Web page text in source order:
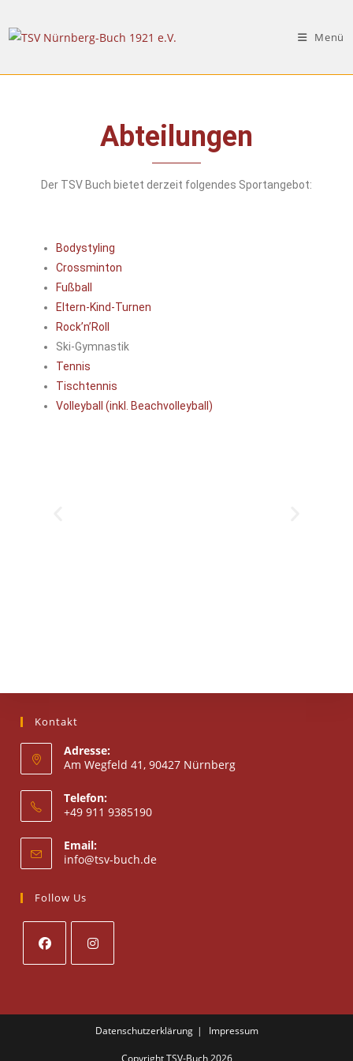
Menü
Abteilungen
Der TSV Buch bietet derzeit folgendes Sportangebot:
Bodystyling
Crossminton
Fußball
Eltern-Kind-Turnen
Rock’n’Roll
Ski-Gymnastik
Tennis
Tischtennis
Volleyball (inkl. Beachvolleyball)
Kontakt
Adresse:
Am Wegfeld 41, 90427 Nürnberg
Telefon:
+49 911 9385190
Email:
info@tsv-buch.de
Follow Us
Datenschutzerklärung Impressum
Copyright TSV-Buch 2026